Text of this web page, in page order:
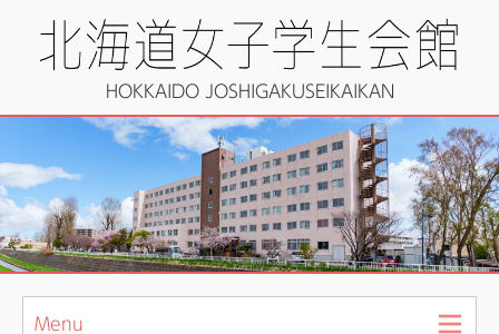
HOKKAIDO JOSHIGAKUSEIKAIKAN
Menu